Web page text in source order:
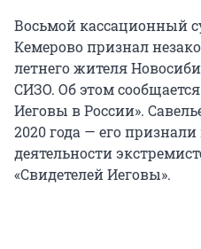
Восьмой кассационный
Кемерово признал
летнего жителя
СИЗО. Об этом
Иеговы в России».
2020 года — его
деятельности
«Свидетелей Иеговы».